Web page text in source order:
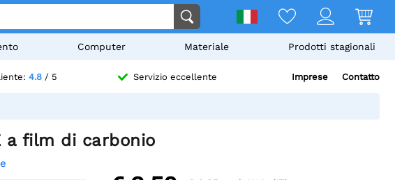
Computer Materiale Prodotti stagionali
4.8/ 5 Servizio eccellente Imprese Contatto
a film di carbonio